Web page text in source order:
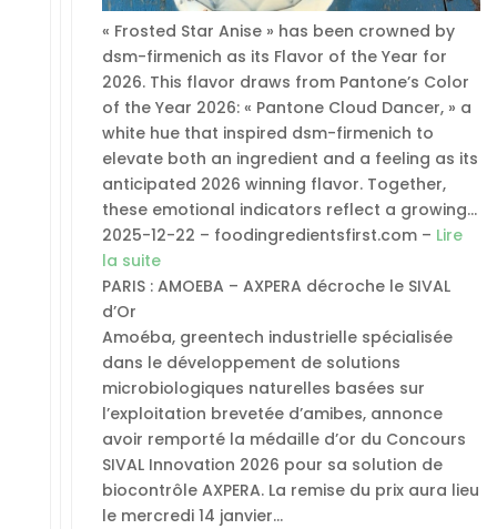
« Frosted Star Anise » has been crowned by
dsm-firmenich as its Flavor of the Year for
2026. This flavor draws from Pantone’s Color
of the Year 2026: « Pantone Cloud Dancer, » a
white hue that inspired dsm-firmenich to
elevate both an ingredient and a feeling as its
anticipated 2026 winning flavor. Together,
these emotional indicators reflect a growing…
2025-12-22 – foodingredientsfirst.com – Lire
la suite
PARIS : AMOEBA – AXPERA décroche le SIVAL
d’Or
Amoéba, greentech industrielle spécialisée
dans le développement de solutions
microbiologiques naturelles basées sur
l’exploitation brevetée d’amibes, annonce
avoir remporté la médaille d’or du Concours
SIVAL Innovation 2026 pour sa solution de
biocontrôle AXPERA. La remise du prix aura lieu
le mercredi 14 janvier…